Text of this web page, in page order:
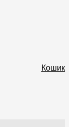
Кошик